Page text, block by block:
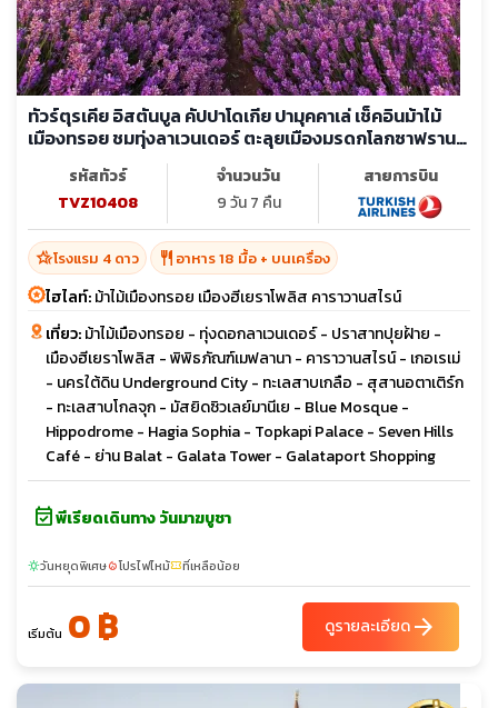
ทัวร์ตุรเคีย อิสตันบูล คัปปาโดเกีย ปามุคคาเล่ เช็คอินม้าไม้
เมืองทรอย ชมทุ่งลาเวนเดอร์ ตะลุยเมืองมรดกโลกซาฟราน
รหัสทัวร์
TVZ10408
จำนวนวัน
9 วัน 7 คืน
สายการบิน
hotel_classโรงแรม 4 ดาว restaurant อาหาร 18 มื้อ + บนเครื่อง
ไฮไลท์:ม้าไม้เมืองทรอย เมืองฮีเยราโพลิส คาราวานสไรน์
เที่ยว:ม้าไม้เมืองทรอย - ทุ่งดอกลาเวนเดอร์ - ปราสาทปุยฝ้าย -
เมืองฮีเยราโพลิส - พิพิธภัณฑ์เมฟลานา - คาราวานสไรน์ - เกอเรเม่
- นครใต้ดิน Underground City - ทะเลสาบเกลือ - สุสานอตาเติร์ก
- ทะเลสาบโกลจุก - มัสยิดซิวเลย์มานีเย - Blue Mosque -
Hippodrome - Hagia Sophia - Topkapi Palace - Seven Hills
Café - ย่าน Balat - Galata Tower - Galataport Shopping
event_availableพีเรียดเดินทาง วันมาฆบูชา
sunnyวันหยุดพิเศษlocal_fire_departmentโปรไฟไหม้confirmation_numberที่เหลือน้อย
เริ่มต้น 0 ฿ ดูรายละเอียดarrow_forward